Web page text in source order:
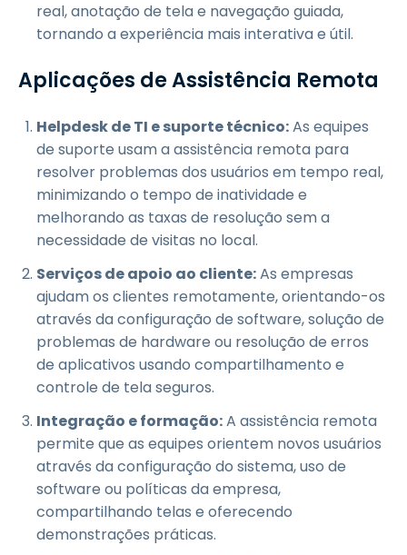
real, anotação de tela e navegação guiada,
tornando a experiência mais interativa e útil.
Aplicações de Assistência Remota
Helpdesk de TI e suporte técnico:As equipes
de suporte usam a assistência remota para
resolver problemas dos usuários em tempo real,
minimizando o tempo de inatividade e
melhorando as taxas de resolução sem a
necessidade de visitas no local.
Serviços de apoio ao cliente:As empresas
ajudam os clientes remotamente, orientando-os
através da configuração de software, solução de
problemas de hardware ou resolução de erros
de aplicativos usando compartilhamento e
controle de tela seguros.
Integração e formação:A assistência remota
permite que as equipes orientem novos usuários
através da configuração do sistema, uso de
software ou políticas da empresa,
compartilhando telas e oferecendo
demonstrações práticas.